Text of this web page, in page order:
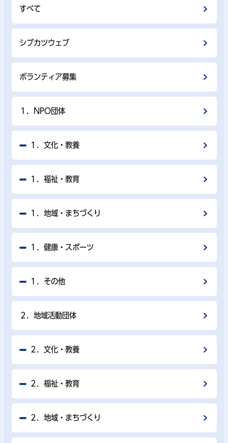
すべて
シブカツウェブ
ボランティア募集
１．NPO団体
１．文化・教養
１．福祉・教育
１．地域・まちづくり
１．健康・スポーツ
１．その他
２．地域活動団体
２．文化・教養
２．福祉・教育
２．地域・まちづくり